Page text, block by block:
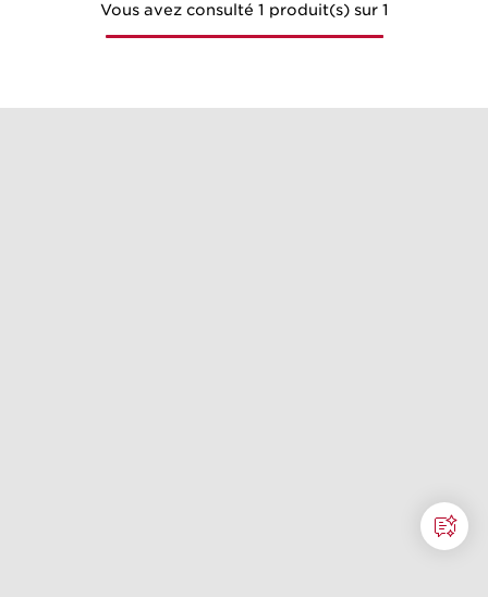
Vous avez consulté 1 produit(s) sur 1